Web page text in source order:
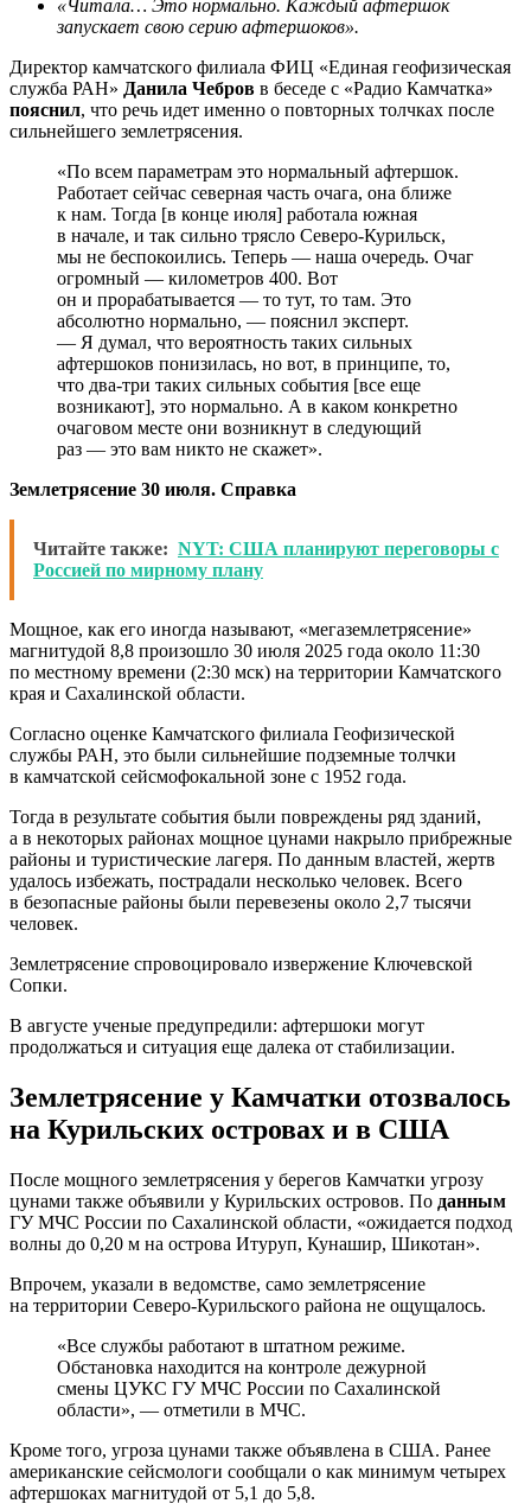
«Читала… Это нормально. Каждый афтершок
запускает свою серию афтершоков».
Директор камчатского филиала ФИЦ «Единая геофизическая
служба РАН» Данила Чебров в беседе с «Радио Камчатка»
пояснил, что речь идет именно о повторных толчках после
сильнейшего землетрясения.
«По всем параметрам это нормальный афтершок.
Работает сейчас северная часть очага, она ближе
к нам. Тогда [в конце июля] работала южная
в начале, и так сильно трясло Северо-Курильск,
мы не беспокоились. Теперь — наша очередь. Очаг
огромный — километров 400. Вот
он и прорабатывается — то тут, то там. Это
абсолютно нормально, — пояснил эксперт.
— Я думал, что вероятность таких сильных
афтершоков понизилась, но вот, в принципе, то,
что два-три таких сильных события [все еще
возникают], это нормально. А в каком конкретно
очаговом месте они возникнут в следующий
раз — это вам никто не скажет».
Землетрясение 30 июля. Справка
Читайте также: NYT: США планируют переговоры с
Россией по мирному плану
Мощное, как его иногда называют, «мегаземлетрясение»
магнитудой 8,8 произошло 30 июля 2025 года около 11:30
по местному времени (2:30 мск) на территории Камчатского
края и Сахалинской области.
Согласно оценке Камчатского филиала Геофизической
службы РАН, это были сильнейшие подземные толчки
в камчатской сейсмофокальной зоне с 1952 года.
Тогда в результате события были повреждены ряд зданий,
а в некоторых районах мощное цунами накрыло прибрежные
районы и туристические лагеря. По данным властей, жертв
удалось избежать, пострадали несколько человек. Всего
в безопасные районы были перевезены около 2,7 тысячи
человек.
Землетрясение спровоцировало извержение Ключевской
Сопки.
В августе ученые предупредили: афтершоки могут
продолжаться и ситуация еще далека от стабилизации.
Землетрясение у Камчатки отозвалось
на Курильских островах и в США
После мощного землетрясения у берегов Камчатки угрозу
цунами также объявили у Курильских островов. По данным
ГУ МЧС России по Сахалинской области, «ожидается подход
волны до 0,20 м на острова Итуруп, Кунашир, Шикотан».
Впрочем, указали в ведомстве, само землетрясение
на территории Северо-Курильского района не ощущалось.
«Все службы работают в штатном режиме.
Обстановка находится на контроле дежурной
смены ЦУКС ГУ МЧС России по Сахалинской
области», — отметили в МЧС.
Кроме того, угроза цунами также объявлена в США. Ранее
американские сейсмологи сообщали о как минимум четырех
афтершоках магнитудой от 5,1 до 5,8.